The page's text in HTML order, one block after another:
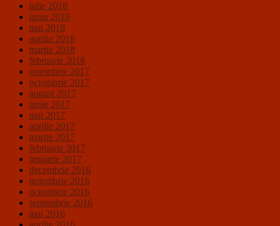
iulie 2018
iunie 2018
mai 2018
aprilie 2018
martie 2018
februarie 2018
noiembrie 2017
octombrie 2017
august 2017
iunie 2017
mai 2017
aprilie 2017
martie 2017
februarie 2017
ianuarie 2017
decembrie 2016
noiembrie 2016
octombrie 2016
septembrie 2016
mai 2016